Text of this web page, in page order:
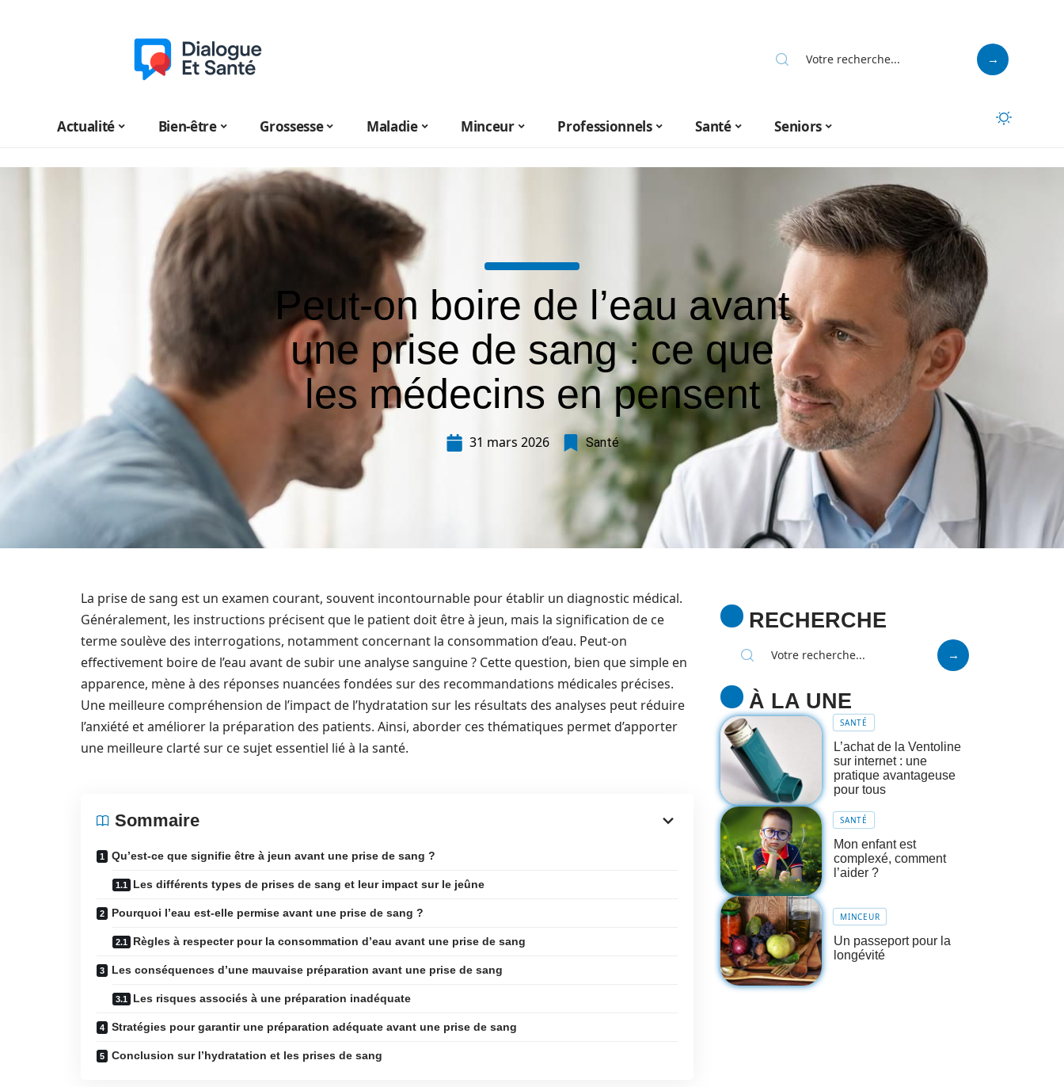
Actualité Bien-être Grossesse Maladie Minceur Professionnels Santé Seniors
Peut-on boire de l’eau avant
une prise de sang : ce que
les médecins en pensent
31 mars 2026 Santé
La prise de sang est un examen courant, souvent incontournable pour établir un diagnostic médical.
Généralement, les instructions précisent que le patient doit être à jeun, mais la signification de ce
terme soulève des interrogations, notamment concernant la consommation d’eau. Peut-on
effectivement boire de l’eau avant de subir une analyse sanguine ? Cette question, bien que simple en
apparence, mène à des réponses nuancées fondées sur des recommandations médicales précises.
Une meilleure compréhension de l’impact de l’hydratation sur les résultats des analyses peut réduire
l’anxiété et améliorer la préparation des patients. Ainsi, aborder ces thématiques permet d’apporter
une meilleure clarté sur ce sujet essentiel lié à la santé.
Sommaire
Qu’est-ce que signifie être à jeun avant une prise de sang ?
Les différents types de prises de sang et leur impact sur le jeûne
Pourquoi l’eau est-elle permise avant une prise de sang ?
Règles à respecter pour la consommation d’eau avant une prise de sang
Les conséquences d’une mauvaise préparation avant une prise de sang
Les risques associés à une préparation inadéquate
Stratégies pour garantir une préparation adéquate avant une prise de sang
Conclusion sur l’hydratation et les prises de sang
RECHERCHE
À LA UNE
SANTÉ
L’achat de la Ventoline
sur internet : une
pratique avantageuse
pour tous
SANTÉ
Mon enfant est
complexé, comment
l’aider ?
MINCEUR
Un passeport pour la
longévité